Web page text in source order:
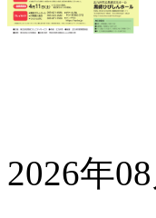
2026年